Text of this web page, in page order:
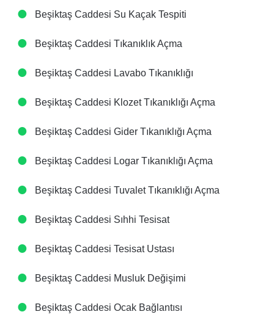
Beşiktaş Caddesi Su Kaçak Tespiti
Beşiktaş Caddesi Tıkanıklık Açma
Beşiktaş Caddesi Lavabo Tıkanıklığı
Beşiktaş Caddesi Klozet Tıkanıklığı Açma
Beşiktaş Caddesi Gider Tıkanıklığı Açma
Beşiktaş Caddesi Logar Tıkanıklığı Açma
Beşiktaş Caddesi Tuvalet Tıkanıklığı Açma
Beşiktaş Caddesi Sıhhi Tesisat
Beşiktaş Caddesi Tesisat Ustası
Beşiktaş Caddesi Musluk Değişimi
Beşiktaş Caddesi Ocak Bağlantısı